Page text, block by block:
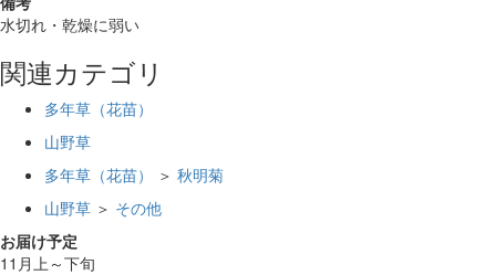
水切れ・乾燥に弱い
関連カテゴリ
多年草（花苗）
山野草
多年草（花苗）
＞ 秋明菊
山野草 ＞ その他
お届け予定
11月上～下旬